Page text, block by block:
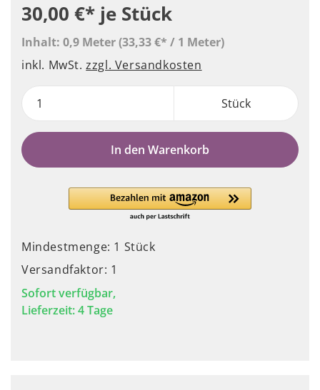
30,00 €* je Stück
Inhalt: 0,9 Meter(33,33 €* / 1 Meter)
inkl. MwSt.zzgl. Versandkosten
Stück
In den Warenkorb
Mindestmenge: 1 Stück
Versandfaktor: 1
Sofort verfügbar,
Lieferzeit: 4 Tage